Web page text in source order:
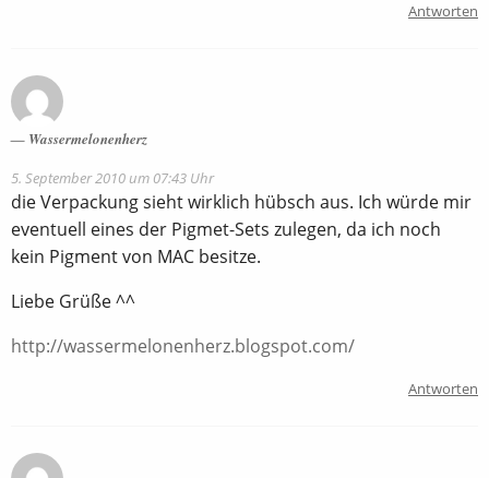
Antworten
Wassermelonenherz
5. September 2010 um 07:43 Uhr
die Verpackung sieht wirklich hübsch aus. Ich würde mir
eventuell eines der Pigmet-Sets zulegen, da ich noch
kein Pigment von MAC besitze.
Liebe Grüße ^^
http://wassermelonenherz.blogspot.com/
Antworten